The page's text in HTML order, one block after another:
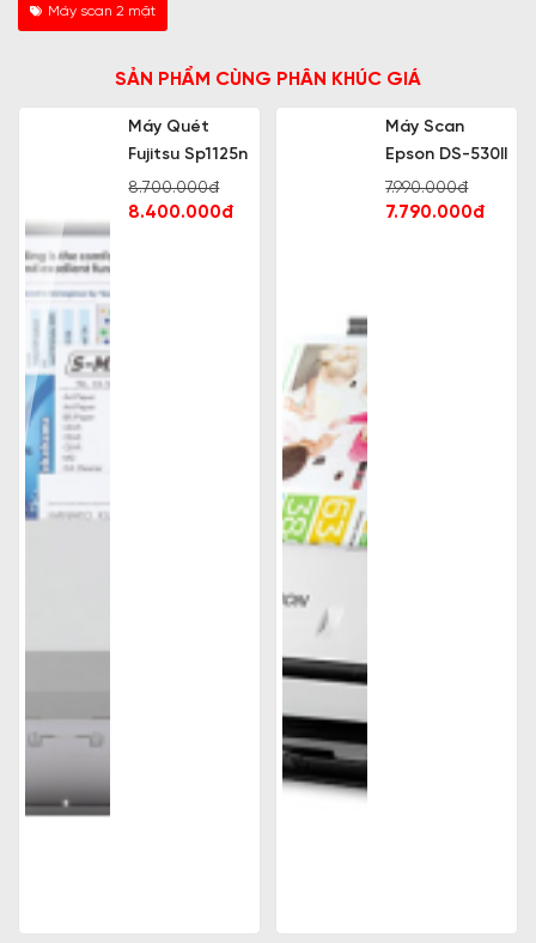
Máy scan 2 mặt
SẢN PHẨM CÙNG PHÂN KHÚC GIÁ
Máy Quét
Fujitsu Sp1125n
8.700.000đ
8.400.000đ
Máy Scan
Epson DS-530II
7.990.000đ
7.790.000đ